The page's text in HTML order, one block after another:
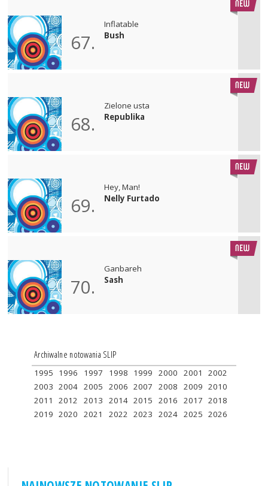
67.
Inflatable
Bush
68.
Zielone usta
Republika
69.
Hey, Man!
Nelly Furtado
70.
Ganbareh
Sash
Archiwalne notowania SLIP
1995 1996 1997 1998 1999 2000 2001
2002
2003 2004 2005 2006 2007 2008 2009 2010
2011
2012 2013 2014 2015 2016 2017 2018
2019 2020 2021 2022 2023 2024 2025 2026